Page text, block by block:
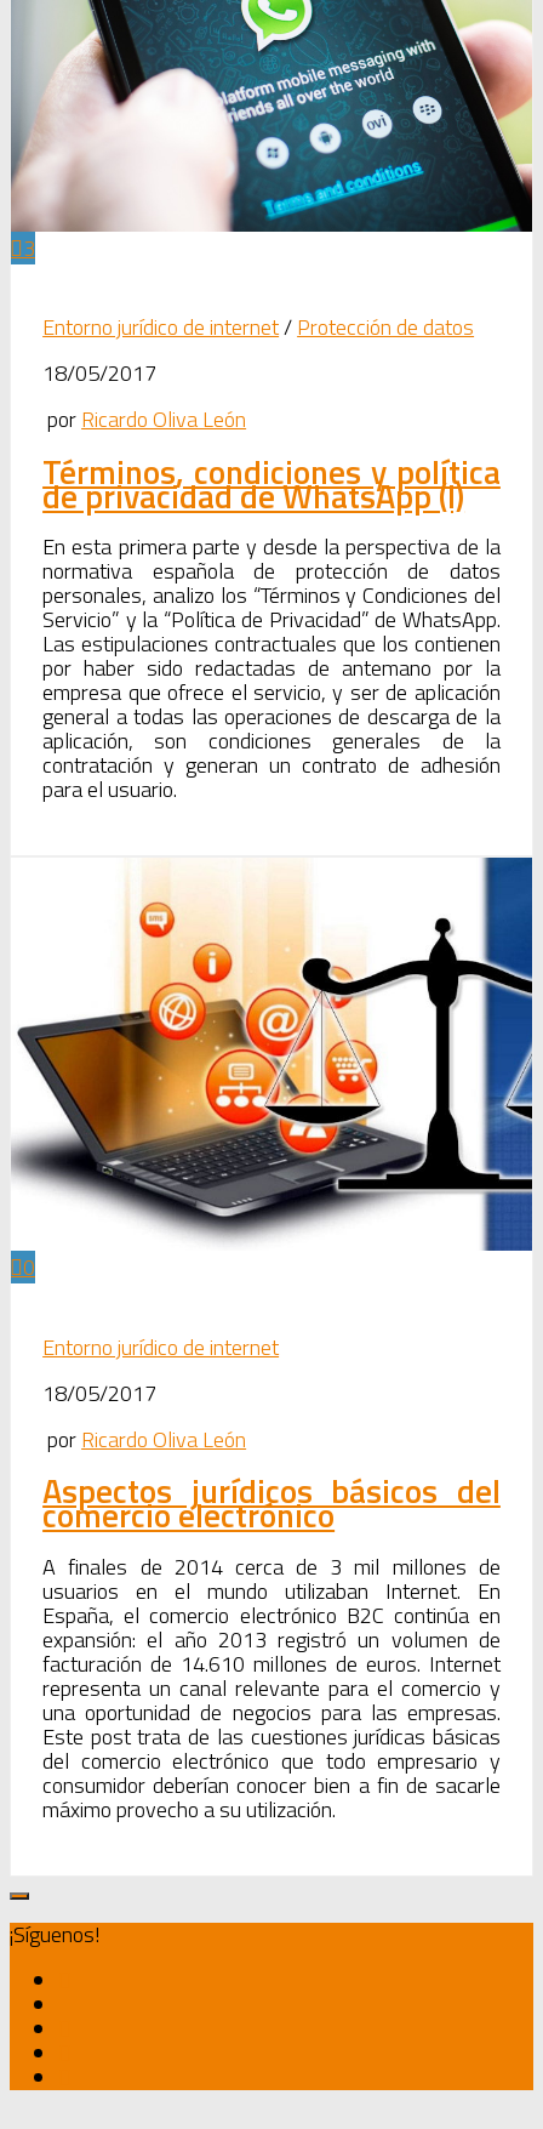
3
Entorno jurídico de internet/Protección de datos
18/05/2017
porRicardo Oliva León
Términos, condiciones y política
de privacidad de WhatsApp (I)
En esta primera parte y desde la perspectiva de la
normativa española de protección de datos
personales, analizo los “Términos y Condiciones del
Servicio” y la “Política de Privacidad” de WhatsApp.
Las estipulaciones contractuales que los contienen
por haber sido redactadas de antemano por la
empresa que ofrece el servicio, y ser de aplicación
general a todas las operaciones de descarga de la
aplicación, son condiciones generales de la
contratación y generan un contrato de adhesión
para el usuario.
0
Entorno jurídico de internet
18/05/2017
porRicardo Oliva León
Aspectos jurídicos básicos del
comercio electrónico
A finales de 2014 cerca de 3 mil millones de
usuarios en el mundo utilizaban Internet. En
España, el comercio electrónico B2C continúa en
expansión: el año 2013 registró un volumen de
facturación de 14.610 millones de euros. Internet
representa un canal relevante para el comercio y
una oportunidad de negocios para las empresas.
Este post trata de las cuestiones jurídicas básicas
del comercio electrónico que todo empresario y
consumidor deberían conocer bien a fin de sacarle
máximo provecho a su utilización.
¡Síguenos!